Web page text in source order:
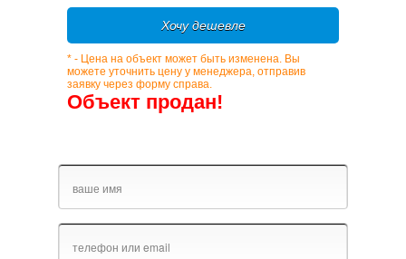
Хочу дешевле
* - Цена на объект может быть изменена. Вы
можете уточнить цену у менеджера, отправив
заявку через форму справа.
Объект продан!